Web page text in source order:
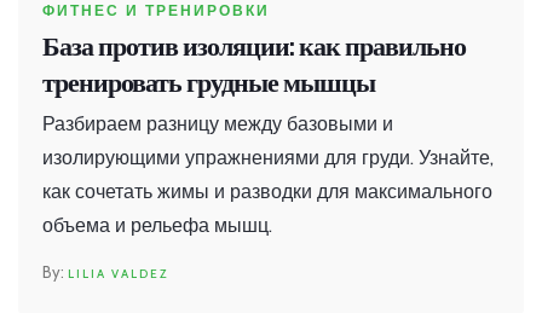
ФИТНЕС И ТРЕНИРОВКИ
База против изоляции: как правильно
тренировать грудные мышцы
Разбираем разницу между базовыми и
изолирующими упражнениями для груди. Узнайте,
как сочетать жимы и разводки для максимального
объема и рельефа мышц.
LILIA VALDEZ